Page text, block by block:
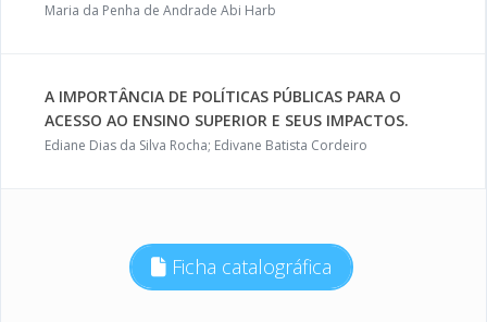
Maria da Penha de Andrade Abi Harb
A IMPORTÂNCIA DE POLÍTICAS PÚBLICAS PARA O
ACESSO AO ENSINO SUPERIOR E SEUS IMPACTOS.
Ediane Dias da Silva Rocha; Edivane Batista Cordeiro
Ficha catalográfica